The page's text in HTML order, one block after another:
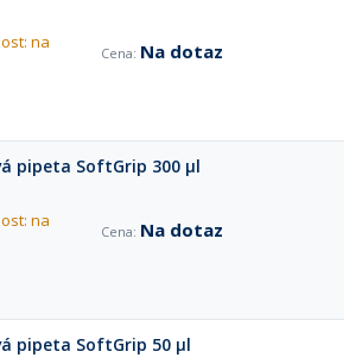
na
Na dotaz
pipeta SoftGrip 300 µl
na
Na dotaz
pipeta SoftGrip 50 µl